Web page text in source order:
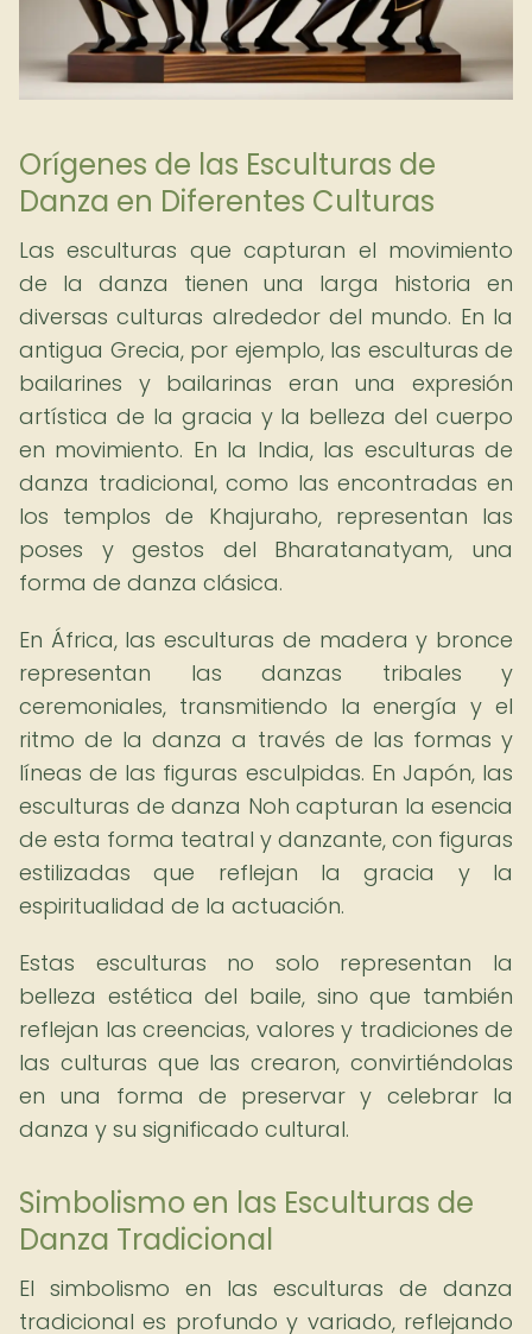
Orígenes de las Esculturas de
Danza en Diferentes Culturas
Las esculturas que capturan el movimiento
de la danza tienen una larga historia en
diversas culturas alrededor del mundo. En la
antigua Grecia, por ejemplo, las esculturas de
bailarines y bailarinas eran una expresión
artística de la gracia y la belleza del cuerpo
en movimiento. En la India, las esculturas de
danza tradicional, como las encontradas en
los templos de Khajuraho, representan las
poses y gestos del Bharatanatyam, una
forma de danza clásica.
En África, las esculturas de madera y bronce
representan las danzas tribales y
ceremoniales, transmitiendo la energía y el
ritmo de la danza a través de las formas y
líneas de las figuras esculpidas. En Japón, las
esculturas de danza Noh capturan la esencia
de esta forma teatral y danzante, con figuras
estilizadas que reflejan la gracia y la
espiritualidad de la actuación.
Estas esculturas no solo representan la
belleza estética del baile, sino que también
reflejan las creencias, valores y tradiciones de
las culturas que las crearon, convirtiéndolas
en una forma de preservar y celebrar la
danza y su significado cultural.
Simbolismo en las Esculturas de
Danza Tradicional
El simbolismo en las esculturas de danza
tradicional es profundo y variado, reflejando